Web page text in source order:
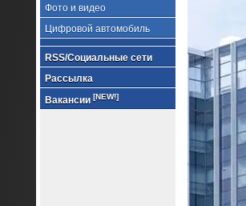
Фото и видео
Цифровой автомобиль
RSS/Социальные сети
Рассылка
Вакансии [NEW!]